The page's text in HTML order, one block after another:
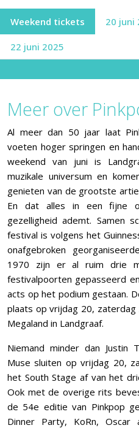
Weekend tickets 20 juni
22 juni 2025
Meer over
Al meer dan 50 jaar laat
voeten hoger springen en
weekend van juni is
muzikale universum en
genieten van de grootste
En dat alles in een fijne
gezelligheid ademt. Samen
festival is volgens het
onafgebroken
1970 zijn er al ruim drie
festivalpoorten gepasseerd
acts op het podium gestaan.
plaats op vrijdag 20,
Megaland in Landgraaf.
Niemand minder dan Justin
Muse sluiten op vrijdag 20,
het South Stage af van het
Ook met de overige rits
de 54e editie van Pinkpop
Dinner Party, KoRn,